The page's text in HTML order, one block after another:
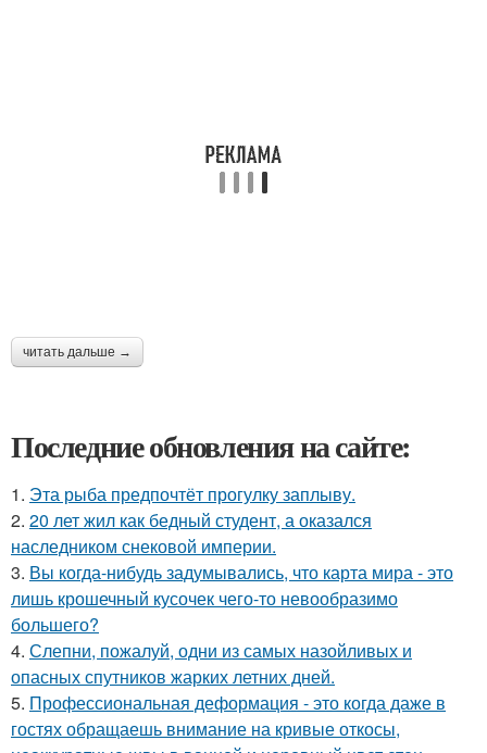
читать дальше →
Последние обновления на сайте:
1. Эта рыба предпочтёт прогулку заплыву.
2. 20 лет жил как бедный студент, а оказался
наследником снековой империи.
3. Вы когда-нибудь задумывались, что карта мира - это
лишь крошечный кусочек чего-то невообразимо
большего?
4. Слепни, пожалуй, одни из самых назойливых и
опасных спутников жарких летних дней.
5. Профессиональная деформация - это когда даже в
гостях обращаешь внимание на кривые откосы,